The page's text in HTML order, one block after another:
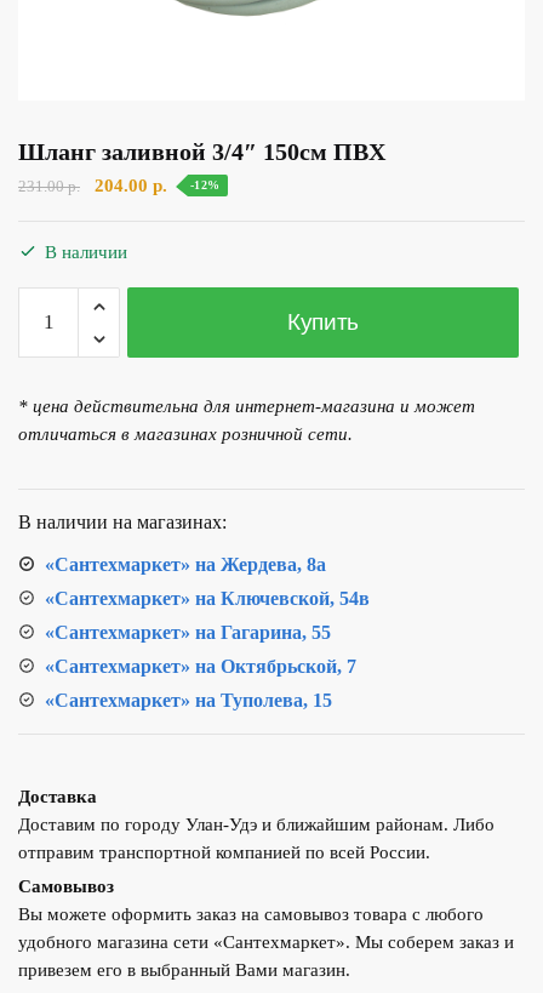
Шланг заливной 3/4″ 150см ПВХ
231.00р.
Первоначальная
204.00 р. Текущая
-12%
В наличии
Количество
товара
Шланг
3/4"
150см
Купить
* цена действительна для интернет-магазина и может
отличаться в магазинах розничной сети.
В наличии на магазинах:
«Сантехмаркет» на Жердева, 8а
«Сантехмаркет» на Ключевской, 54в
«Сантехмаркет» на Гагарина, 55
«Сантехмаркет» на Октябрьской, 7
«Сантехмаркет» на Туполева, 15
Доставка
Доставим по городу Улан-Удэ и ближайшим районам. Либо
отправим транспортной компанией по всей России.
Самовывоз
Вы можете оформить заказ на самовывоз товара с любого
удобного магазина сети «Сантехмаркет». Мы соберем заказ и
привезем его в выбранный Вами магазин.